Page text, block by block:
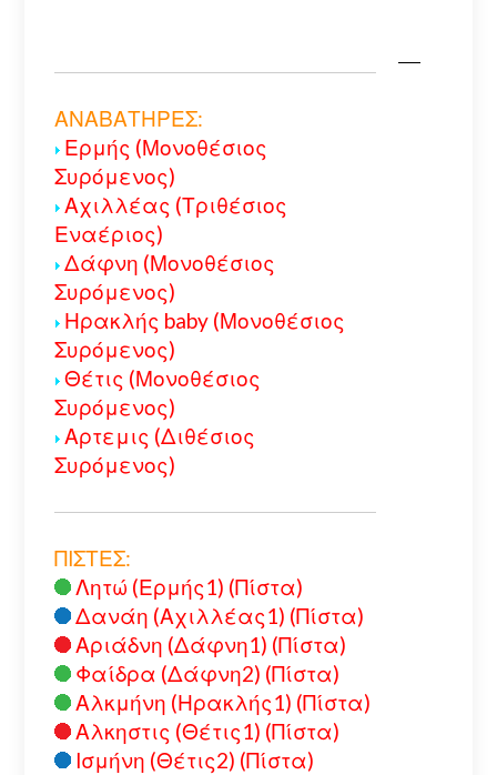
ΑΝΑΒΑΤΗΡΕΣ:
Ερμής (Μονοθέσιος
Συρόμενος)
Αχιλλέας (Τριθέσιος
Εναέριος)
Δάφνη (Μονοθέσιος
Συρόμενος)
Ηρακλής baby (Μονοθέσιος
Συρόμενος)
Θέτις (Μονοθέσιος
Συρόμενος)
Αρτεμις (Διθέσιος
Συρόμενος)
ΠΙΣΤΕΣ:
Λητώ (Ερμής1) (Πίστα)
Δανάη (Αχιλλέας1) (Πίστα)
Αριάδνη (Δάφνη1) (Πίστα)
Φαίδρα (Δάφνη2) (Πίστα)
Αλκμήνη (Ηρακλής1) (Πίστα)
Αλκηστις (Θέτις1) (Πίστα)
Ισμήνη (Θέτις2) (Πίστα)